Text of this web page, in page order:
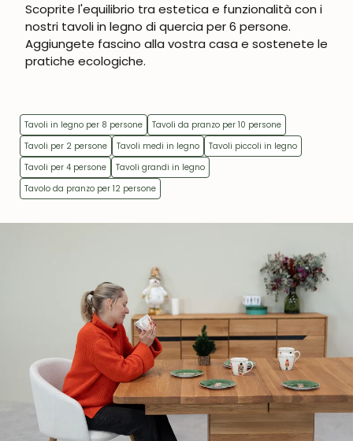
Scoprite l'equilibrio tra estetica e funzionalità con i
nostri tavoli in legno di quercia per 6 persone.
Aggiungete fascino alla vostra casa e sostenete le
pratiche ecologiche.
Tavoli in legno per 8 persone
Tavoli da pranzo per 10 persone
Tavoli per 2 persone
Tavoli medi in legno
Tavoli piccoli in legno
Tavoli per 4 persone
Tavoli grandi in legno
Tavolo da pranzo per 12 persone